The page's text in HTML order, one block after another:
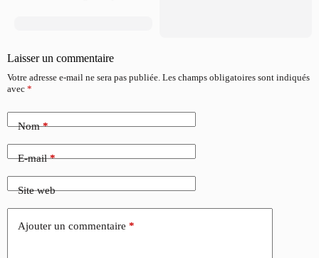
Laisser un commentaire
Votre adresse e-mail ne sera pas publiée. Les champs obligatoires sont indiqués
avec *
Nom*
E-mail*
Site web
Ajouter un commentaire *